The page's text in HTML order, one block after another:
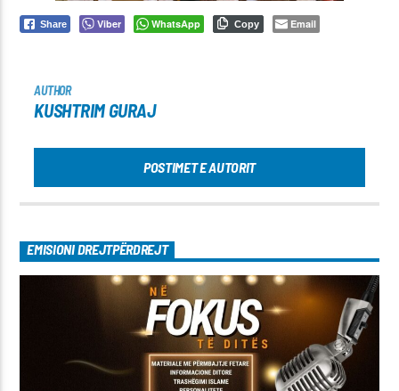
Share Viber WhatsApp Copy Email
AUTHOR
KUSHTRIM GURAJ
POSTIMET E AUTORIT
EMISIONI DREJTPËRDREJT